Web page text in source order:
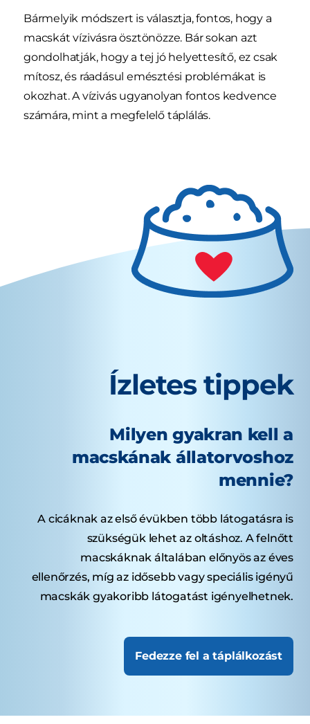
Bármelyik módszert is választja, fontos, hogy a
macskát vízivásra ösztönözze. Bár sokan azt
gondolhatják, hogy a tej jó helyettesítő, ez csak
mítosz, és ráadásul emésztési problémákat is
okozhat. A vízivás ugyanolyan fontos kedvence
számára, mint a megfelelő táplálás.
Ízletes tippek
Milyen gyakran kell a
macskának állatorvoshoz
mennie?
A cicáknak az első évükben több látogatásra is
szükségük lehet az oltáshoz. A felnőtt
macskáknak általában előnyös az éves
ellenőrzés, míg az idősebb vagy speciális igényű
macskák gyakoribb látogatást igényelhetnek.
Fedezze fel a táplálkozást